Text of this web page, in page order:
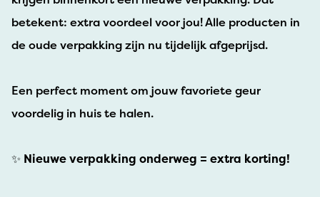
betekent: extra voordeel voor jou! Alle producten in
de oude verpakking zijn nu tijdelijk afgeprijsd.
Een perfect moment om jouw favoriete geur
voordelig in huis te halen.
✨ Nieuwe verpakking onderweg = extra korting!